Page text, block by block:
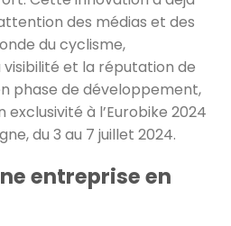
des médias et des
du cyclisme,
et la réputation de
phase de développement,
à l’Eurobike 2024
du 3 au 7 juillet 2024.
entreprise en